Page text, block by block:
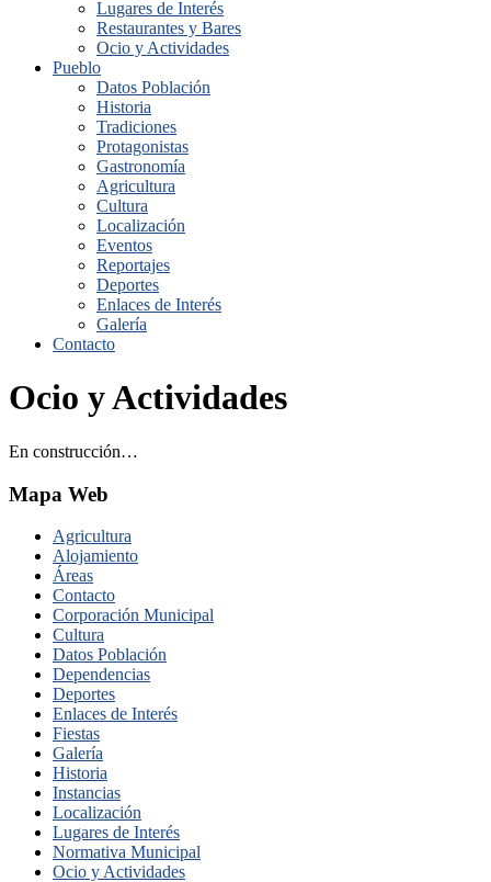
Lugares de Interés
Restaurantes y Bares
Ocio y Actividades
Pueblo
Datos Población
Historia
Tradiciones
Protagonistas
Gastronomía
Agricultura
Cultura
Localización
Eventos
Reportajes
Deportes
Enlaces de Interés
Galería
Contacto
Ocio y Actividades
En construcción…
Mapa Web
Agricultura
Alojamiento
Áreas
Contacto
Corporación Municipal
Cultura
Datos Población
Dependencias
Deportes
Enlaces de Interés
Fiestas
Galería
Historia
Instancias
Localización
Lugares de Interés
Normativa Municipal
Ocio y Actividades